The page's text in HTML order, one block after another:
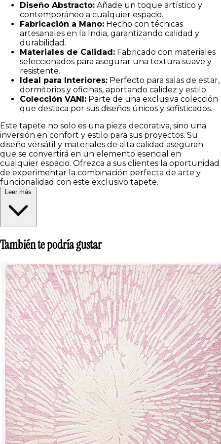
Diseño Abstracto: Añade un toque artístico y
contemporáneo a cualquier espacio.
Fabricación a Mano: Hecho con técnicas
artesanales en la India, garantizando calidad y
durabilidad.
Materiales de Calidad: Fabricado con materiales
seleccionados para asegurar una textura suave y
resistente.
Ideal para Interiores: Perfecto para salas de estar,
dormitorios y oficinas, aportando calidez y estilo.
Colección VANI: Parte de una exclusiva colección
que destaca por sus diseños únicos y sofisticados.
Este tapete no solo es una pieza decorativa, sino una
inversión en confort y estilo para sus proyectos. Su
diseño versátil y materiales de alta calidad aseguran
que se convertirá en un elemento esencial en
cualquier espacio. Ofrezca a sus clientes la oportunidad
de experimentar la combinación perfecta de arte y
funcionalidad con este exclusivo tapete.
Leer más
También te podría gustar